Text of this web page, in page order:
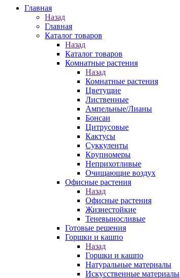
Главная
Назад
Главная
Каталог товаров
Назад
Каталог товаров
Комнатные растения
Назад
Комнатные растения
Цветущие
Лиственные
Ампельные/Лианы
Бонсаи
Цитрусовые
Кактусы
Суккуленты
Крупномеры
Неприхотливые
Очищающие воздух
Офисные растения
Назад
Офисные растения
Жизнестойкие
Теневыносливые
Готовые решения
Горшки и кашпо
Назад
Горшки и кашпо
Натуральные материалы
Искусственные материалы